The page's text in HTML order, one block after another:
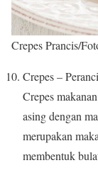
Crepes Prancis/
Crepes –
Crepes
asing dengan
merupakan
membentuk